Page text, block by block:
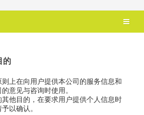
的
上在向用户提供本公司的服务信息和
意见与咨询时使用。
他目的，在要求用户提供个人信息时
以确认。